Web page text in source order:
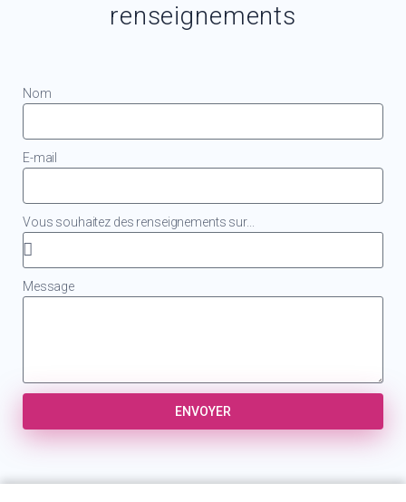
renseignements
Nom
E-mail
Vous souhaitez des renseignements sur...
Message
ENVOYER